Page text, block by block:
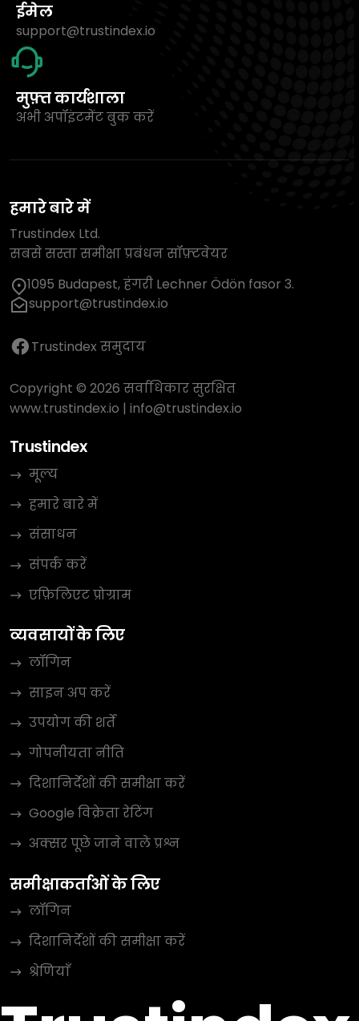
ईमेल
support@trustindex.io
मुफ़्त कार्यशाला
अभी अपॉइंटमेंट बुक करें
हमारे बारे में
Trustindex Ltd.
सबसे सस्ता समीक्षा प्रबंधन सॉफ़्टवेयर
1095 Budapest, हंगरी Lechner Ödön fasor 3.
support@trustindex.io
Trustindex समुदाय
Copyright © 2026 सर्वाधिकार सुरक्षित
www.trustindex.io | info@trustindex.io
Trustindex
मूल्य
हमारे बारे में
संसाधन
संपर्क करें
एफ़िलिएट प्रोग्राम
व्यवसायों के लिए
लॉगिन
साइन अप करें
उपयोग की शर्तें
गोपनीयता नीति
दिशानिर्देशों की समीक्षा करें
Google विक्रेता रेटिंग
अक्सर पूछे जाने वाले प्रश्न
समीक्षाकर्ताओं के लिए
लॉगिन
दिशानिर्देशों की समीक्षा करें
श्रेणियाँ